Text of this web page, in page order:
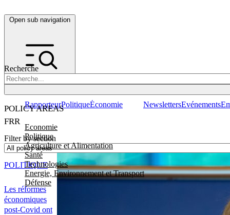
Open sub navigation
Recherche
POLICY AREAS
Economie
Politique
Agriculture et Alimentation
Santé
Technologies
Energie, Environnement et Transport
Défense
RapporteurPolitiqueÉconomie NewslettersEvénements
FRR
Filter by section
Les réformes
économiques
post-Covid ont
POLITIQUE